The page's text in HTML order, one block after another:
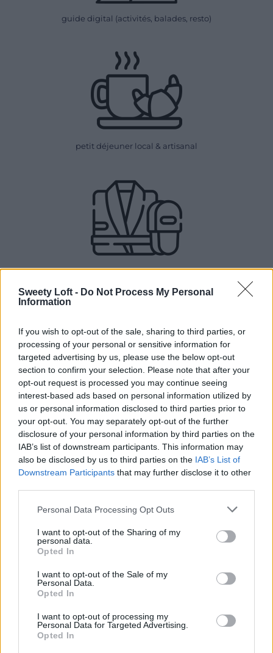
Sweety Loft - Do Not Process My Personal
Information
If you wish to opt-out of the sale, sharing to third parties, or
processing of your personal or sensitive information for
targeted advertising by us, please use the below opt-out
section to confirm your selection. Please note that after your
opt-out request is processed you may continue seeing
interest-based ads based on personal information utilized by
us or personal information disclosed to third parties prior to
your opt-out. You may separately opt-out of the further
disclosure of your personal information by third parties on the
IAB’s list of downstream participants. This information may
also be disclosed by us to third parties on the IAB’s List of
Downstream Participants that may further disclose it to other
Personal Data Processing Opt Outs
I want to opt-out of the Sharing of my
personal data.
Opted In
I want to opt-out of the Sale of my
Personal Data.
Opted In
I want to opt-out of processing my
Personal Data for Targeted Advertising.
Opted In
guide digital (activités, balades, resto)
petit déjeuner local & artisanal
plateau de courtoisie
ménage en fin séjour
Bonne nouvelle !
Notre Offre Bien-être est prolongée jusqu'au 31 Août
Profitez de 80€ de réduction sur cette formule Tout inclus